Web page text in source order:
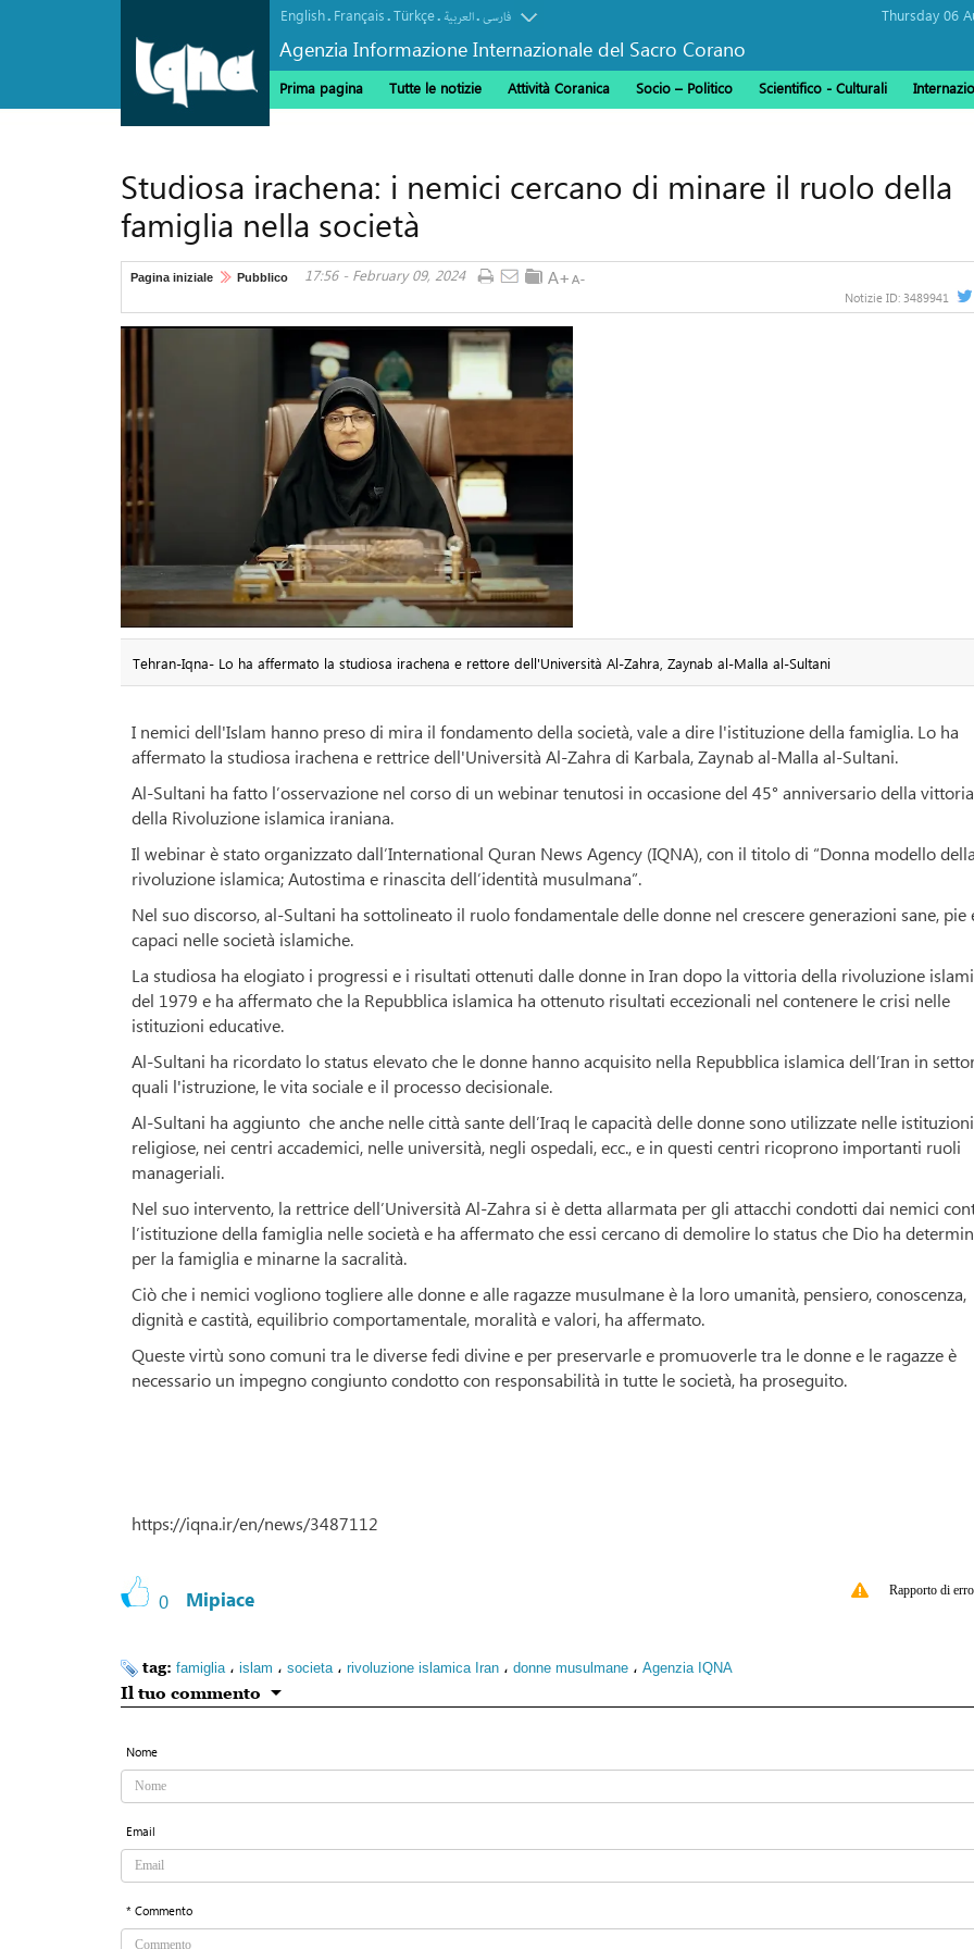
Agenzia Informazione Internazionale del Sacro Corano
English. Français.Türkçe. العربیة.فارسی
Prima pagina Tutte le notizie Attività Coranica Socio – Politico Scientifico - Culturali
Studiosa irachena: i nemici cercano di minare il ruolo della
famiglia nella società
Pagina iniziale Pubblico 17:56 - February 09, 2024
Notizie ID: 3489941
Tehran-Iqna- Lo ha affermato la studiosa irachena e rettore dell'Università Al-Zahra, Zaynab al-Malla al-Sultani
I nemici dell'Islam hanno preso di mira il fondamento della società, vale a dire l'istituzione della famiglia. Lo ha
affermato la studiosa irachena e rettrice dell'Università Al-Zahra di Karbala, Zaynab al-Malla al-Sultani.
Al-Sultani ha fatto l’osservazione nel corso di un webinar tenutosi in occasione del 45° anniversario della vittoria
della Rivoluzione islamica iraniana.
Il webinar è stato organizzato dall’International Quran News Agency (IQNA), con il titolo di “Donna modello
rivoluzione islamica; Autostima e rinascita dell’identità musulmana”.
Nel suo discorso, al-Sultani ha sottolineato il ruolo fondamentale delle donne nel crescere generazioni sane, pie
capaci nelle società islamiche.
La studiosa ha elogiato i progressi e i risultati ottenuti dalle donne in Iran dopo la vittoria della rivoluzione
del 1979 e ha affermato che la Repubblica islamica ha ottenuto risultati eccezionali nel contenere le crisi nelle
istituzioni educative.
Al-Sultani ha ricordato lo status elevato che le donne hanno acquisito nella Repubblica islamica dell’Iran in
quali l'istruzione, le vita sociale e il processo decisionale.
Al-Sultani ha aggiunto che anche nelle città sante dell’Iraq le capacità delle donne sono utilizzate nelle istituzioni
religiose, nei centri accademici, nelle università, negli ospedali, ecc., e in questi centri ricoprono importanti ruoli
manageriali.
Nel suo intervento, la rettrice dell’Università Al-Zahra si è detta allarmata per gli attacchi condotti dai nemici
l’istituzione della famiglia nelle società e ha affermato che essi cercano di demolire lo status che Dio ha
per la famiglia e minarne la sacralità.
Ciò che i nemici vogliono togliere alle donne e alle ragazze musulmane è la loro umanità, pensiero, conoscenza,
dignità e castità, equilibrio comportamentale, moralità e valori, ha affermato.
Queste virtù sono comuni tra le diverse fedi divine e per preservarle e promuoverle tra le donne e le ragazze è
necessario un impegno congiunto condotto con responsabilità in tutte le società, ha proseguito.
https://iqna.ir/en/news/3487112
0 Mipiace Rapporto di
tag: famiglia، islam ، societa، rivoluzione islamica Iran ، donne musulmane ، Agenzia IQNA
Il tuo commento
Nome
Email
* Commento